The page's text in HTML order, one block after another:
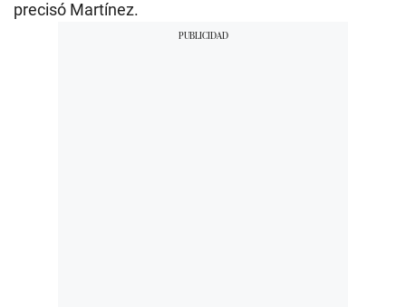
precisó Martínez.